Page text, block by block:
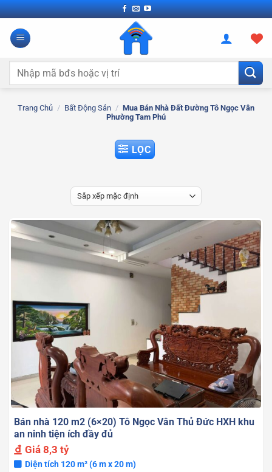
Bỏ
qua
nội
Tìm
Trang Chủ / Bất Động Sản / Mua Bán Nhà Đất Đường Tô Ngọc Vân
Phường Tam Phú
LỌC
Bán nhà 120 m2 (6×20) Tô Ngọc Vân Thủ Đức HXH khu
an ninh tiện ích đầy đủ
Giá 8,3 tỷ
Diện tích 120 m² (6 m x 20 m)